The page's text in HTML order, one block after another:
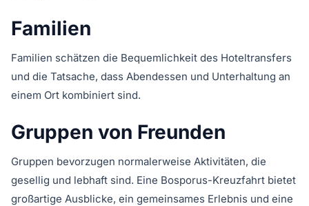
Familien
Familien schätzen die Bequemlichkeit des Hoteltransfers
und die Tatsache, dass Abendessen und Unterhaltung an
einem Ort kombiniert sind.
Gruppen von Freunden
Gruppen bevorzugen normalerweise Aktivitäten, die
gesellig und lebhaft sind. Eine Bosporus-Kreuzfahrt bietet
großartige Ausblicke, ein gemeinsames Erlebnis und eine